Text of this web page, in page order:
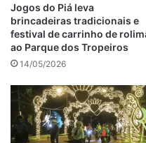
Jogos do Piá leva
brincadeiras tradicionais e
festival de carrinho de
ao Parque dos Tropeiros
14/05/2026